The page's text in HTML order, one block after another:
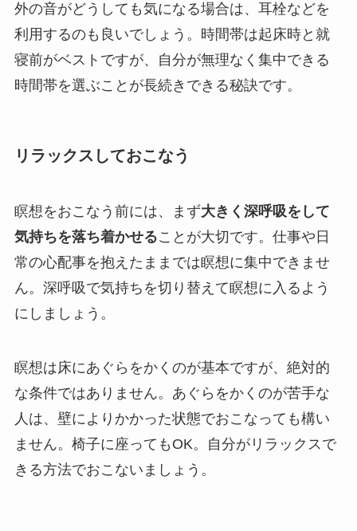
外の音がどうしても気になる場合は、耳栓などを
利用するのも良いでしょう。時間帯は起床時と就
寝前がベストですが、自分が無理なく集中できる
時間帯を選ぶことが長続きできる秘訣です。
リラックスしておこなう
瞑想をおこなう前には、まず大きく深呼吸をして
気持ちを落ち着かせることが大切です。仕事や日
常の心配事を抱えたままでは瞑想に集中できませ
ん。深呼吸で気持ちを切り替えて瞑想に入るよう
にしましょう。
瞑想は床にあぐらをかくのが基本ですが、絶対的
な条件ではありません。あぐらをかくのが苦手な
人は、壁によりかかった状態でおこなっても構い
ません。椅子に座ってもOK。自分がリラックスで
きる方法でおこないましょう。